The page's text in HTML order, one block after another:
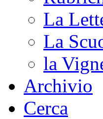
La
La
la
Archivio
Cerca